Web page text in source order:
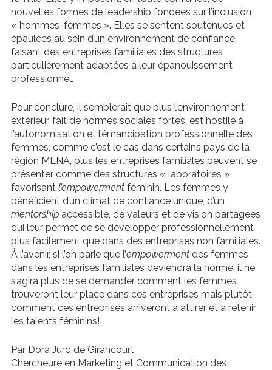
nouvelles formes de leadership fondées sur l’inclusion
« hommes-femmes ». Elles se sentent soutenues et
épaulées au sein d’un environnement de confiance,
faisant des entreprises familiales des structures
particulièrement adaptées à leur épanouissement
professionnel.
Pour conclure, il semblerait que plus l’environnement
extérieur, fait de normes sociales fortes, est hostile à
l’autonomisation et l’émancipation professionnelle des
femmes, comme c’est le cas dans certains pays de la
région MENA, plus les entreprises familiales peuvent se
présenter comme des structures « laboratoires »
favorisant l’empowerment féminin. Les femmes y
bénéficient d’un climat de confiance unique, d’un
mentorship accessible, de valeurs et de vision partagées
qui leur permet de se développer professionnellement
plus facilement que dans des entreprises non familiales.
À l’avenir, si l’on parie que l’empowerment des femmes
dans les entreprises familiales deviendra la norme, il ne
s’agira plus de se demander comment les femmes
trouveront leur place dans ces entreprises mais plutôt
comment ces entreprises arriveront à attirer et à retenir
les talents féminins!
Par Dora Jurd de Girancourt
Chercheure en Marketing et Communication des